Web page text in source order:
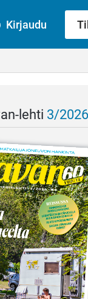
Kirjaudu
lehti 3/2026